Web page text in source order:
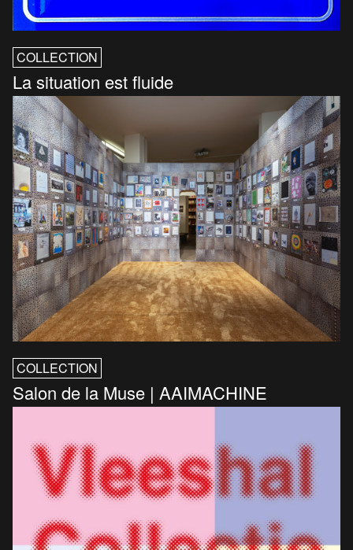
COLLECTION
La situation est fluide
COLLECTION
Salon de la Muse | AAIMACHINE